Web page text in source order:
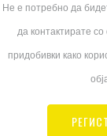
Не е потребно да
да контактирате
придобивки како